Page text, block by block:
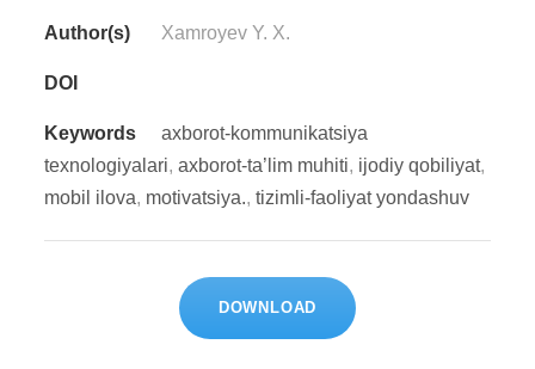
Author(s) Xamroyev Y. X.
DOI
Keywords
axborot-kommunikatsiya
texnologiyalari, axborot-ta’lim muhiti, ijodiy qobiliyat,
mobil ilova, motivatsiya., tizimli-faoliyat yondashuv
DOWNLOAD